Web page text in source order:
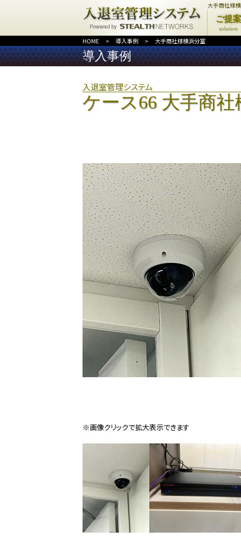
大手商社様
ご提案
solution
HOME > 導入事例 > 大手商社様横浜分室
導入事例
入退室管理システム
ケース66 大手商
※画像クリックで拡大表示できます